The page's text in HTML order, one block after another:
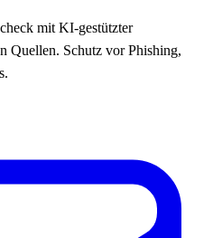
mit KI-gestützter
Quellen. Schutz vor Phishing,